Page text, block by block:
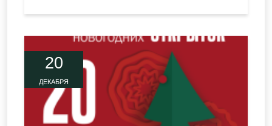
20
ДЕКАБРЯ